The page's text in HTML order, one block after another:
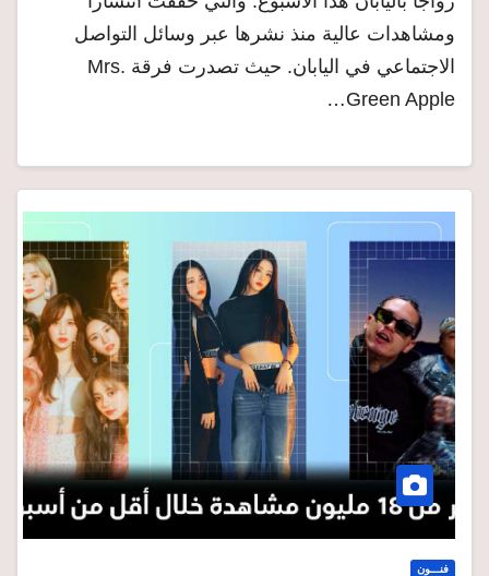
ومشاهدات عالية منذ نشرها عبر وسائل التواصل
الاجتماعي في اليابان. حيث تصدرت فرقة Mrs.
Green Apple…
فنـــون